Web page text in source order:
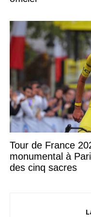
Tour de France
monumental à
des cinq sacres